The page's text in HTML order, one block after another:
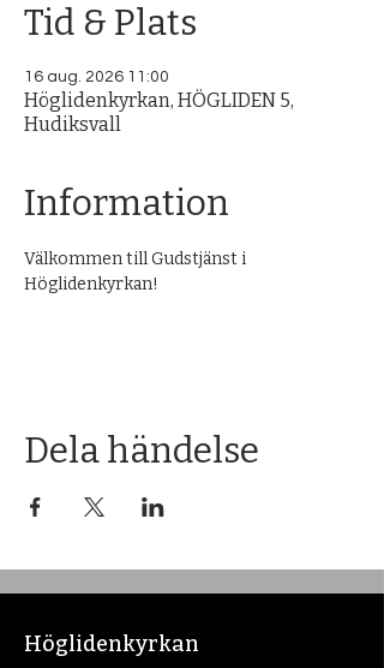
Tid & Plats
16 aug. 2026 11:00
Höglidenkyrkan, HÖGLIDEN 5,
Hudiksvall
Information
Välkommen till Gudstjänst i
Höglidenkyrkan!
Dela händelse
Höglidenkyrkan